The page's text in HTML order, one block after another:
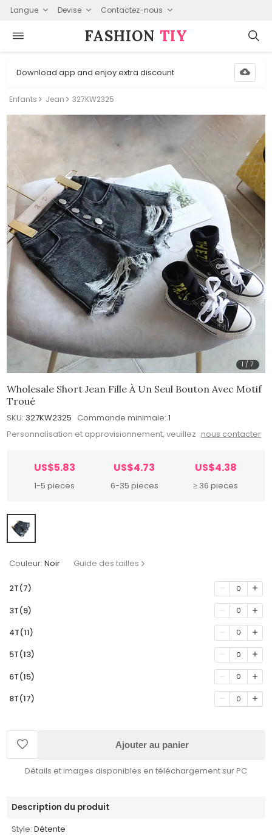
Langue Devise Contactez-nous
FASHION⁠ TIY
Download app and enjoy extra discount
Enfants Jean 327KW2325
1 /7
Wholesale Short Jean Fille À Un Seul Bouton Avec Motif
Troué
SKU: 327KW2325 Commande minimale: 1
Personnalisation et approvisionnement, veuillez nous contacter
US$5.83
1-5 pieces
US$4.73
6-35 pieces
US$4.38
≥ 36 pieces
Couleur: Noir Guide des tailles
2T(7) 0
3T(9) 0
4T(11) 0
5T(13) 0
6T(15) 0
8T(17) 0
Ajouter au panier
Détails et images disponibles en téléchargement sur PC
Description du produit
Style: Détente